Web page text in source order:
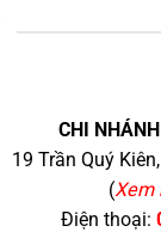
CHI
19 Trần Quý
(Xem
Điện thoại: